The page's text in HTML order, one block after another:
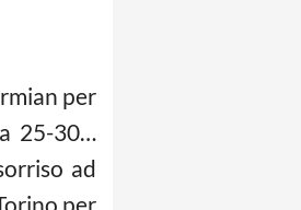
per
25-30…
ad
per